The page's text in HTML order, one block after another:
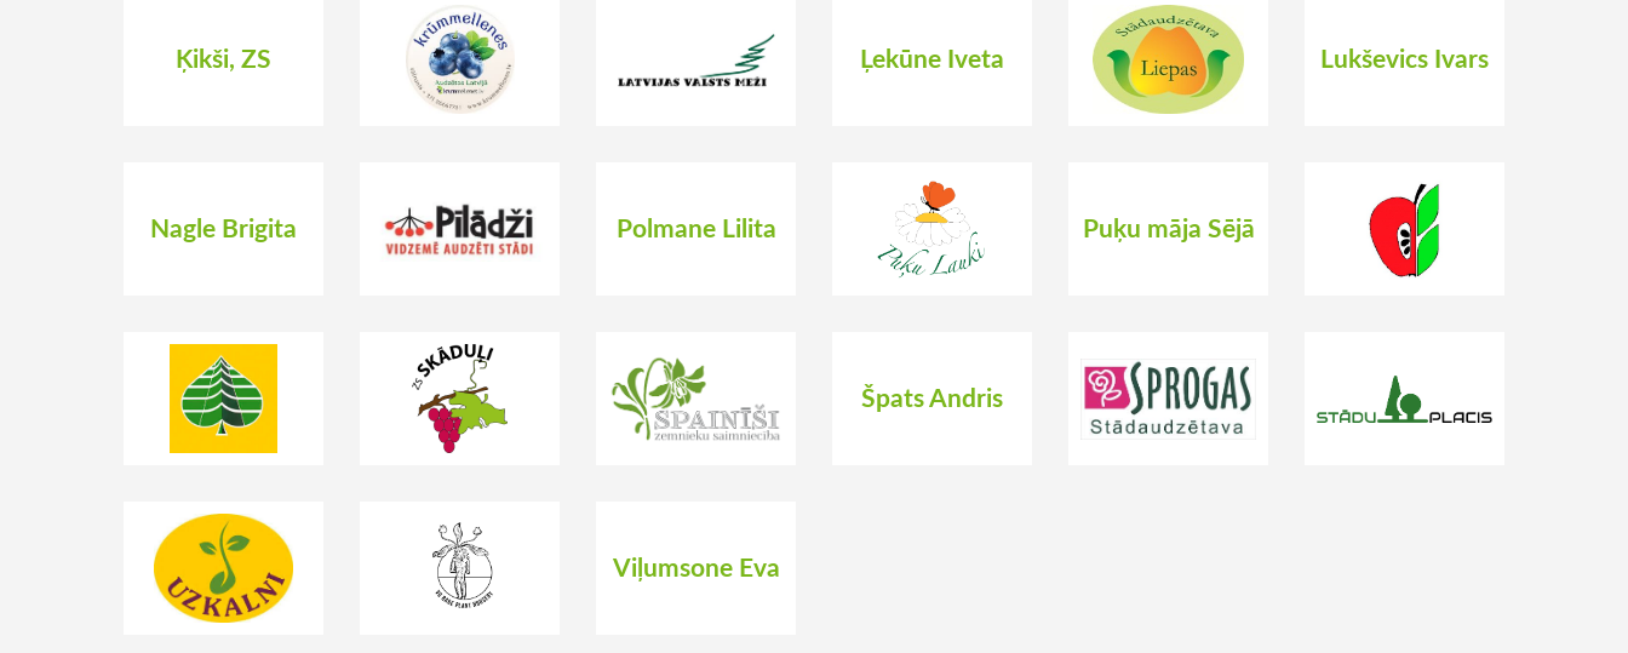
Ķikši, ZS Ļekūne Iveta Lukševics Ivars
Nagle Brigita Polmane Lilita Puķu māja Sējā
Špats Andris
Viļumsone Eva